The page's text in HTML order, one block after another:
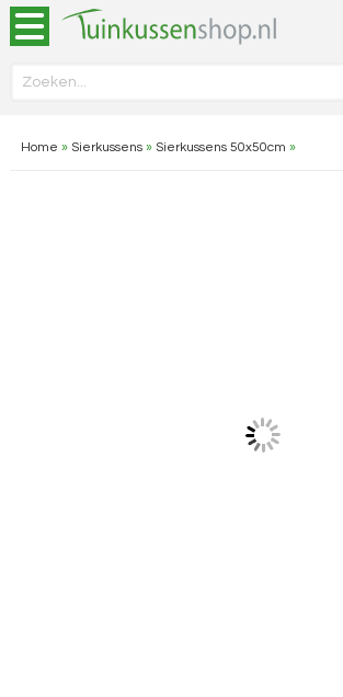
Home » Sierkussens» Sierkussens 50x50cm »